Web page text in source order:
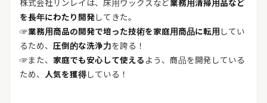
株式会社リンレイは、床用ワックスなど業務用清掃用品など
を長年にわたり開発してきた。
☞業務用商品の開発で培った技術を家庭用商品に転用 してい
るため、 圧倒的な洗浄力を誇る！
☞また、 家庭でも安心して使える よう、商品を開発している
ため、
人気を獲得している！